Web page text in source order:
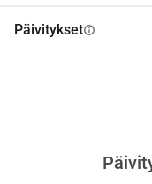
Päivityksetinfo